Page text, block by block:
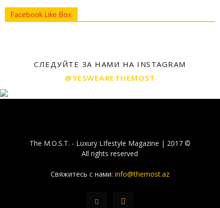
Facebook Like Box
СЛЕДУЙТЕ ЗА НАМИ НА INSTAGRAM
@YESWEARETHEMOST
The M.O.S.T. - Luxury LIfestyle Magazine | 2017 ©
All rights reserved
Свяжитесь с нами: info@themost.az